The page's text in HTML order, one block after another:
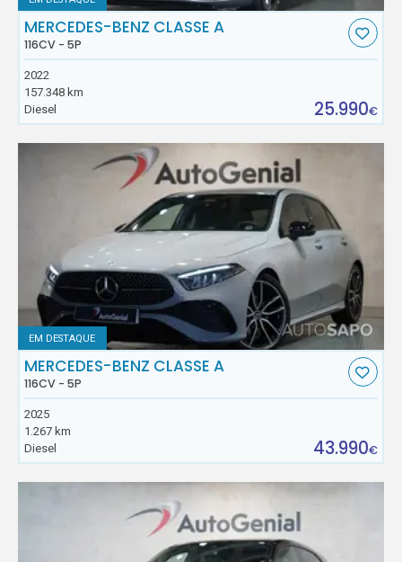
MERCEDES-BENZ CLASSE A
116CV - 5P
2022
157.348 km
Diesel
25.990€
EM DESTAQUE
MERCEDES-BENZ CLASSE A
116CV - 5P
2025
1.267 km
Diesel
43.990€